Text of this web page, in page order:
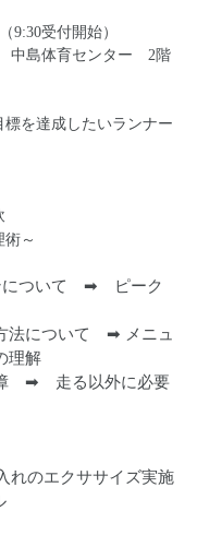
受付開始）
島体育センター 2階
を達成したいランナー
術～
について ➡ ピーク
について ➡ メニュ
理解
➡ 走る以外に必要
エクササイズ実施